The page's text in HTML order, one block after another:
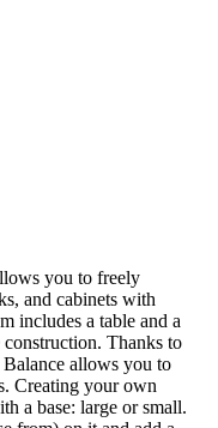
you to freely
and cabinets with
includes a table and a
Thanks to
allows you to
Creating your own
a base: large or small.